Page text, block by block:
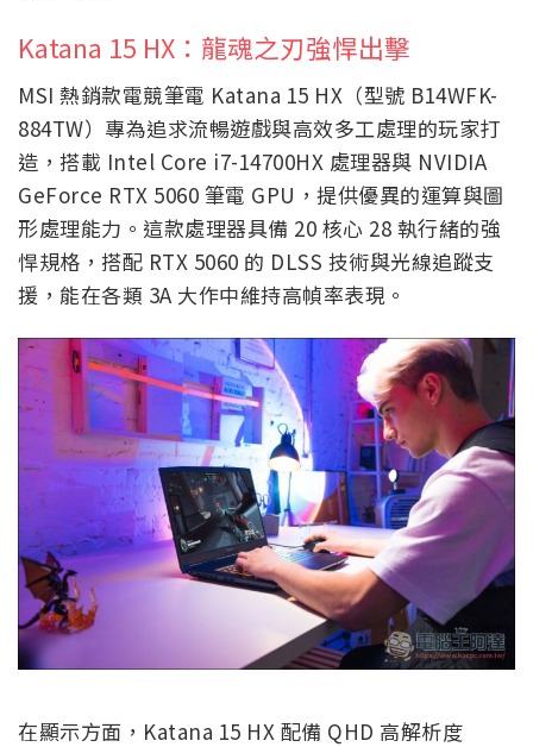
Katana 15 HX：龍魂之刃強悍出擊
MSI 熱銷款電競筆電 Katana 15 HX（型號 B14WFK-
884TW）專為追求流暢遊戲與高效多工處理的玩家打
造，搭載 Intel Core i7-14700HX 處理器與 NVIDIA
GeForce RTX 5060 筆電 GPU，提供優異的運算與圖
形處理能力。這款處理器具備 20 核心 28 執行緒的強
悍規格，搭配 RTX 5060 的 DLSS 技術與光線追蹤支
援，能在各類 3A 大作中維持高幀率表現。
在顯示方面，Katana 15 HX 配備 QHD 高解析度